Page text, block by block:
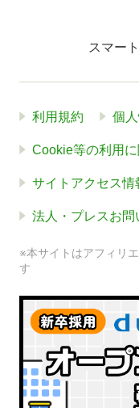
スマー
利用規約 個
Cookie等の利用
サイトアクセス情
法人・プレスお問
※本サイトはアフィリ
す